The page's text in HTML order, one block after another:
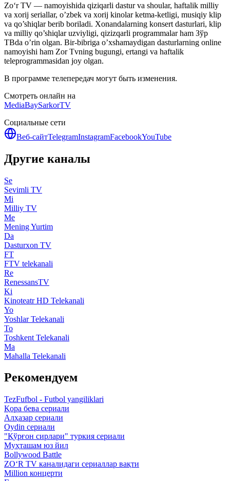
Zo‘r TV — namoyishida qiziqarli dastur va shoular, haftalik milliy
va xorij seriallar, o’zbek va xorij kinolar ketma-ketligi, musiqiy klip
va qo’shiqlar berib boriladi. Xonandalarning konsert dasturlari, klip
va milliy qo’shiqlar uzviyligi, qizizqarli programmalar ham Зўр
ТВda o’rin olgan. Bir-bibriga o’xshamaydigan dasturlarning online
namoyishi ham Zor Tvning bugungi, ertangi va haftalik
teleprogrammasidan joy olgan.
В программе телепередач могут быть изменения.
Смотреть онлайн на
MediaBaySarkorTV
Социальные сети
Веб-сайтTelegramInstagramFacebookYouTube
Другие каналы
Se
Sevimli TV
Mi
Milliy TV
Me
Mening Yurtim
Da
Dasturxon TV
FT
FTV telekanali
Re
RenessansTV
Ki
Kinoteatr HD Telekanali
Yo
Yoshlar Telekanali
To
Toshkent Telekanali
Ma
Mahalla Telekanali
Рекомендуем
TezFufbol - Futbol yangiliklari
Қора бева сериали
Алҳазар сериали
Oydin сериали
"Қўрғон сирлари" туркия сериали
Муҳташам юз йил
Bollywood Battle
ZO‘R TV каналидаги сериаллар вақти
Million концерти